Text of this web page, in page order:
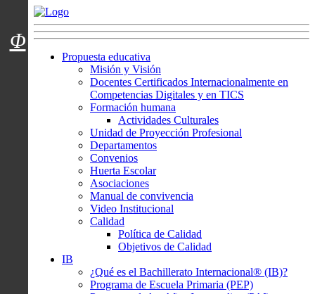
Menú usuarios
Propuesta educativa
Misión y Visión
Docentes Certificados Internacionalmente en
Competencias Digitales y en TICS
Formación humana
Actividades Culturales
Unidad de Proyección Profesional
Departamentos
Convenios
Huerta Escolar
Asociaciones
Manual de convivencia
Video Institucional
Calidad
Política de Calidad
Objetivos de Calidad
IB
¿Qué es el Bachillerato Internacional® (IB)?
Programa de Escuela Primaria (PEP)
Φ